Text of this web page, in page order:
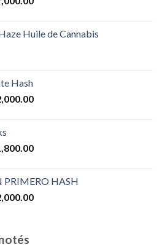
€350.00
Huile de Cannabis
Hash
Plage
àPlage
€300.00
à
HASH
Plage